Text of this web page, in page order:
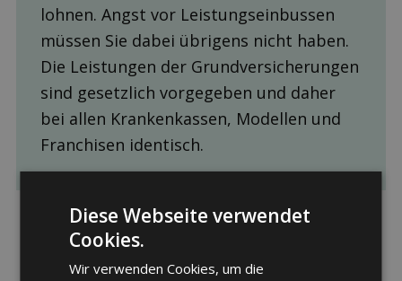
lohnen. Angst vor Leistungseinbussen
müssen Sie dabei übrigens nicht haben.
Die Leistungen der Grundversicherungen
sind gesetzlich vorgegeben und daher
bei allen Krankenkassen, Modellen und
Franchisen identisch.
Diese Webseite verwendet
Cookies.
Wir verwenden Cookies, um die